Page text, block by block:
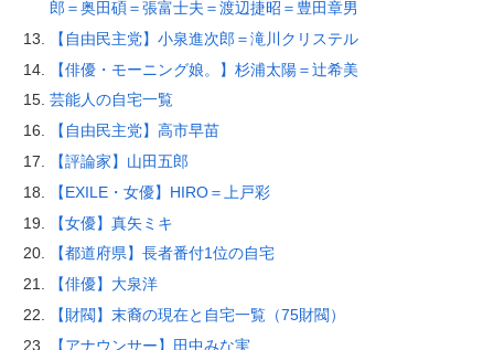
郎＝奥田碩＝張富士夫＝渡辺捷昭＝豊田章男
【自由民主党】小泉進次郎＝滝川クリステル
【俳優・モーニング娘。】杉浦太陽＝辻希美
芸能人の自宅一覧
【自由民主党】高市早苗
【評論家】山田五郎
【EXILE・女優】HIRO＝上戸彩
【女優】真矢ミキ
【都道府県】長者番付1位の自宅
【俳優】大泉洋
【財閥】末裔の現在と自宅一覧（75財閥）
【アナウンサー】田中みな実